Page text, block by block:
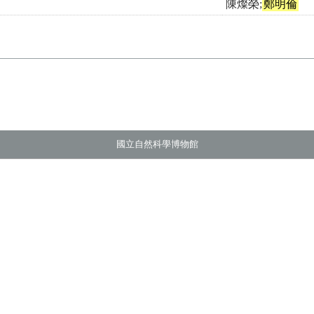
陳燦榮;鄭明倫
國立自然科學博物館